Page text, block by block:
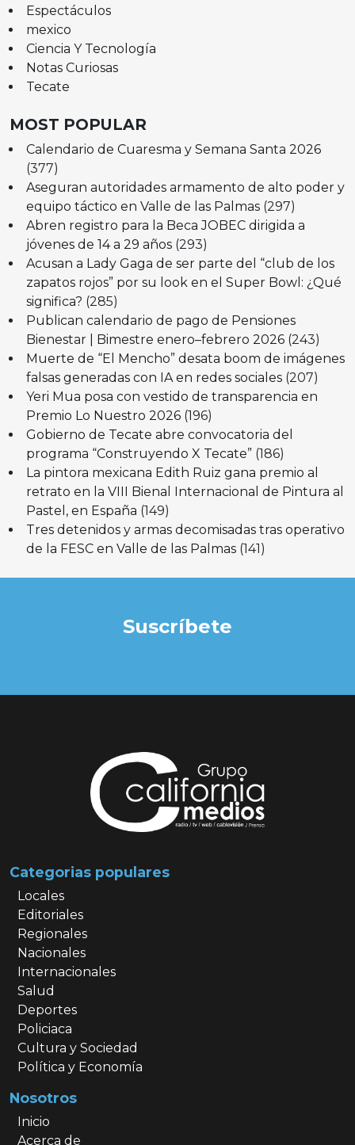
Espectáculos
mexico
Ciencia Y Tecnología
Notas Curiosas
Tecate
MOST POPULAR
Calendario de Cuaresma y Semana Santa 2026
(377)
Aseguran autoridades armamento de alto poder y
equipo táctico en Valle de las Palmas (297)
Abren registro para la Beca JOBEC dirigida a
jóvenes de 14 a 29 años (293)
Acusan a Lady Gaga de ser parte del “club de los
zapatos rojos” por su look en el Super Bowl: ¿Qué
significa? (285)
Publican calendario de pago de Pensiones
Bienestar | Bimestre enero–febrero 2026 (243)
Muerte de “El Mencho” desata boom de imágenes
falsas generadas con IA en redes sociales (207)
Yeri Mua posa con vestido de transparencia en
Premio Lo Nuestro 2026 (196)
Gobierno de Tecate abre convocatoria del
programa “Construyendo X Tecate” (186)
La pintora mexicana Edith Ruiz gana premio al
retrato en la VIII Bienal Internacional de Pintura al
Pastel, en España (149)
Tres detenidos y armas decomisadas tras operativo
de la FESC en Valle de las Palmas (141)
Suscríbete
Categorias populares
Locales
Editoriales
Regionales
Nacionales
Internacionales
Salud
Deportes
Policiaca
Cultura y Sociedad
Política y Economía
Nosotros
Inicio
Acerca de